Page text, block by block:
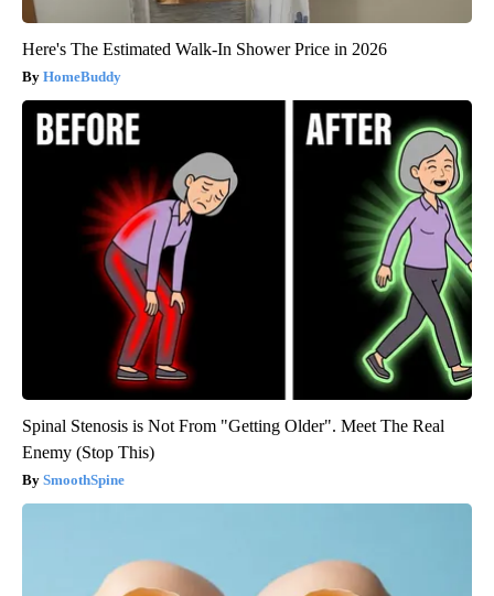
Here's The Estimated Walk-In Shower Price in 2026
HomeBuddy
Spinal Stenosis is Not From "Getting Older". Meet The Real
Enemy (Stop This)
SmoothSpine